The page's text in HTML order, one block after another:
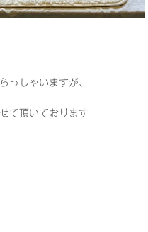
っしゃいますが、
て頂いております